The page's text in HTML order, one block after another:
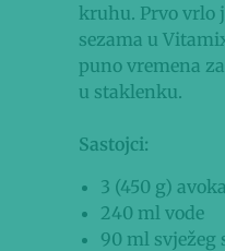
kruhu. Prvo vrlo
sezama u
puno vremena
u staklenku.
Sastojci:
3 (450 g)
240 ml vode
90 ml svježeg